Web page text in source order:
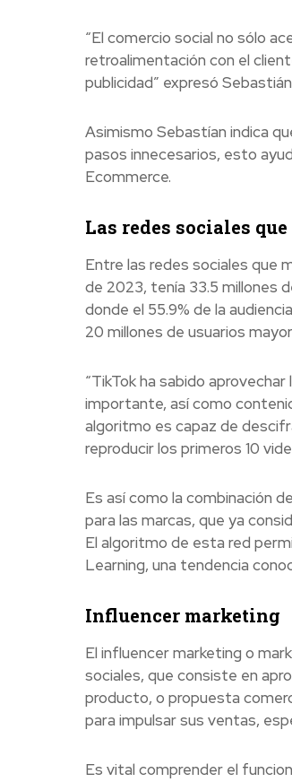
“El comercio social no sólo
retroalimentación con el
publicidad” expresó
Asimismo Sebastían indica
pasos innecesarios, esto
Ecommerce.
Las redes sociales
Entre las redes sociales que
de 2023, tenía 33.5 millones
donde el 55.9% de la
20 millones de usuarios
“TikTok ha sabido
importante, así como
algoritmo es capaz de
reproducir los primeros 10
Es así como la combinación
para las marcas, que ya
El algoritmo de esta red
Learning, una tendencia
Influencer marketing
El influencer marketing o
sociales, que consiste en
producto, o propuesta
para impulsar sus ventas,
Es vital comprender el